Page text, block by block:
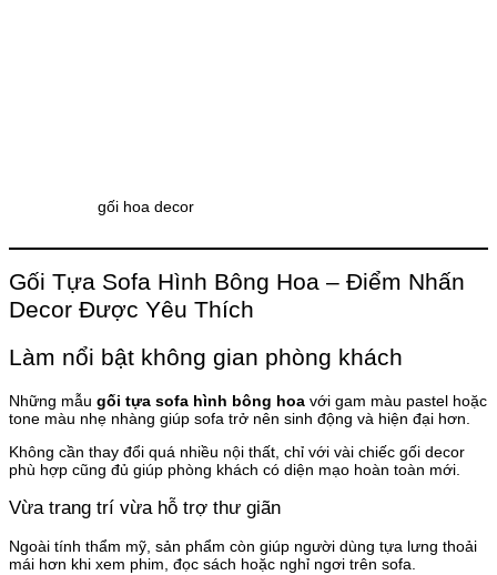
gối hoa decor
Gối Tựa Sofa Hình Bông Hoa – Điểm Nhấn
Decor Được Yêu Thích
Làm nổi bật không gian phòng khách
Những mẫu gối tựa sofa hình bông hoa với gam màu pastel hoặc
tone màu nhẹ nhàng giúp sofa trở nên sinh động và hiện đại hơn.
Không cần thay đổi quá nhiều nội thất, chỉ với vài chiếc gối decor
phù hợp cũng đủ giúp phòng khách có diện mạo hoàn toàn mới.
Vừa trang trí vừa hỗ trợ thư giãn
Ngoài tính thẩm mỹ, sản phẩm còn giúp người dùng tựa lưng thoải
mái hơn khi xem phim, đọc sách hoặc nghỉ ngơi trên sofa.